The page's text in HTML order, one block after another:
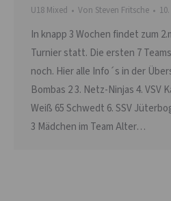
U18 Mixed Von Steven Fritsche
In knapp 3 Wochen findet zum
Turnier statt. Die ersten 7
noch. Hier alle Info´s in der
Bombas 2 3. Netz-Ninjas 4. VSV
Weiß 65 Schwedt 6. SSV
3 Mädchen im Team Alter…